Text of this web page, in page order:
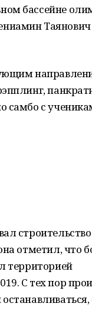
бассейне
самбо с
отметил, что
территорией
С тех пор